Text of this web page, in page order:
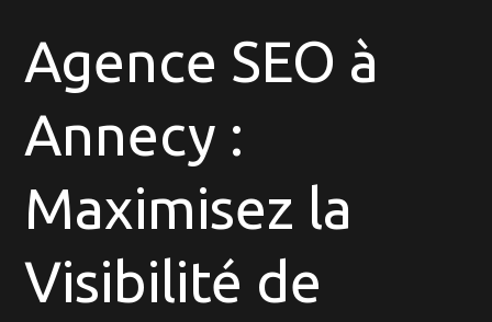
Visibilité
Ligne
avec
une
Agence
à
Agence SEO à
Annecy :
Maximisez la
Visibilité de